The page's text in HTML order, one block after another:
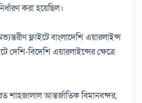
করা হয়েছিল।
ফ্লাইটে বাংলাদেশি এয়ারলাইন্স
দেশি-বিদেশি এয়ারলাইন্সের ক্ষেত্রে
শাহজালাল আন্তর্জাতিক বিমানবন্দর,